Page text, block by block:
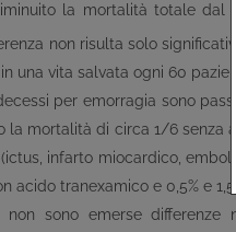
la mortalità totale dal
non risulta solo
una vita salvata ogni 60
per emorragia sono
la mortalità di circa 1/6 senza
infarto miocardico,
acido tranexamico e 0,5% e
sono emerse differenze